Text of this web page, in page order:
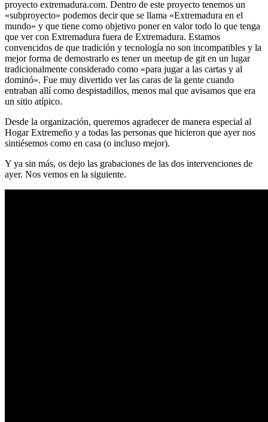
proyecto extremadura.com. Dentro de este proyecto tenemos un
«subproyecto» podemos decir que se llama «Extremadura en el
mundo» y que tiene como objetivo poner en valor todo lo que tenga
que ver con Extremadura fuera de Extremadura. Estamos
convencidos de que tradición y tecnología no son incompatibles y la
mejor forma de demostrarlo es tener un meetup de git en un lugar
tradicionalmente considerado como «para jugar a las cartas y al
dominó». Fue muy divertido ver las caras de la gente cuando
entraban allí como despistadillos, menos mal que avisamos que era
un sitio atípico.
Desde la organización, queremos agradecer de manera especial al
Hogar Extremeño y a todas las personas que hicieron que ayer nos
sintiésemos como en casa (o incluso mejor).
Y ya sin más, os dejo las grabaciones de las dos intervenciones de
ayer. Nos vemos en la siguiente.